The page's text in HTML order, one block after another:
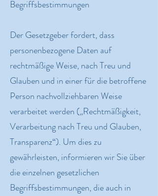
Begriffsbestimmungen
Der Gesetzgeber fordert, dass
personenbezogene Daten auf
rechtmäßige Weise, nach Treu und
Glauben und in einer für die betroffene
Person nachvollziehbaren Weise
verarbeitet werden („Rechtmäßigkeit,
Verarbeitung nach Treu und Glauben,
Transparenz“). Um dies zu
gewährleisten, informieren wir Sie über
die einzelnen gesetzlichen
Begriffsbestimmungen, die auch in